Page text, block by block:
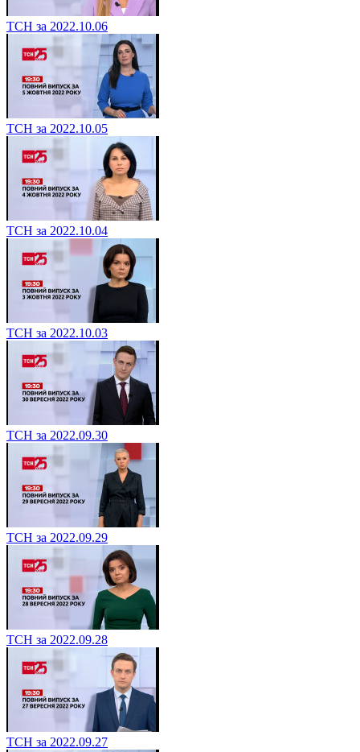
ТСН за 2022.10.06
ТСН за 2022.10.05
ТСН за 2022.10.04
ТСН за 2022.10.03
ТСН за 2022.09.30
ТСН за 2022.09.29
ТСН за 2022.09.28
ТСН за 2022.09.27